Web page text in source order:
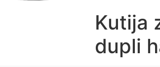
Kutija
dupli